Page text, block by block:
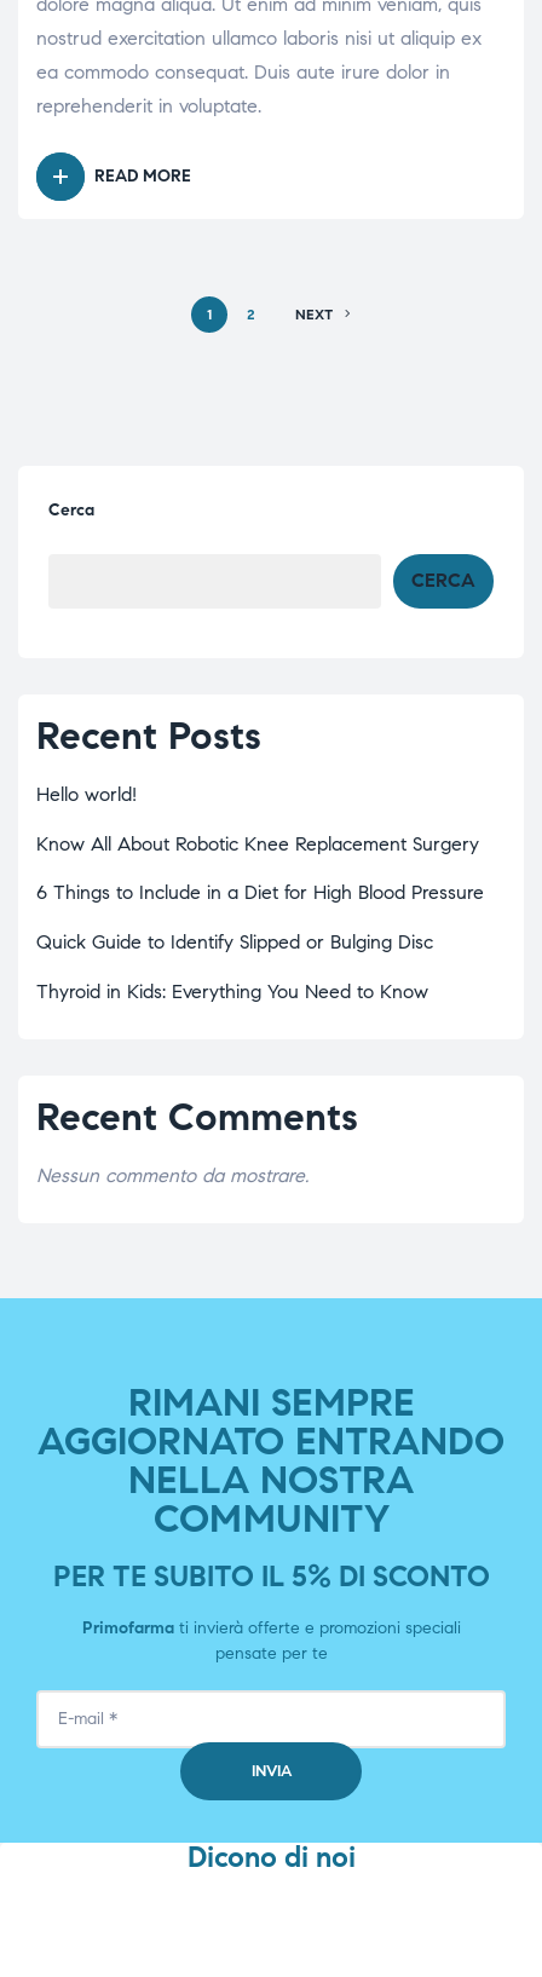
nostrud exercitation ullamco laboris nisi ut aliquip ex
ea commodo consequat. Duis aute irure dolor in
reprehenderit in voluptate.
READ MORE
1 2 NEXT
Cerca
CERCA
Recent Posts
Hello world!
Know All About Robotic Knee Replacement Surgery
6 Things to Include in a Diet for High Blood Pressure
Quick Guide to Identify Slipped or Bulging Disc
Thyroid in Kids: Everything You Need to Know
Recent Comments
Nessun commento da mostrare.
RIMANI SEMPRE
AGGIORNATO ENTRANDO
NELLA NOSTRA
COMMUNITY
PER TE SUBITO IL 5% DI SCONTO
Primofarmati invierà offerte e promozioni speciali
pensate per te
Dicono di noi